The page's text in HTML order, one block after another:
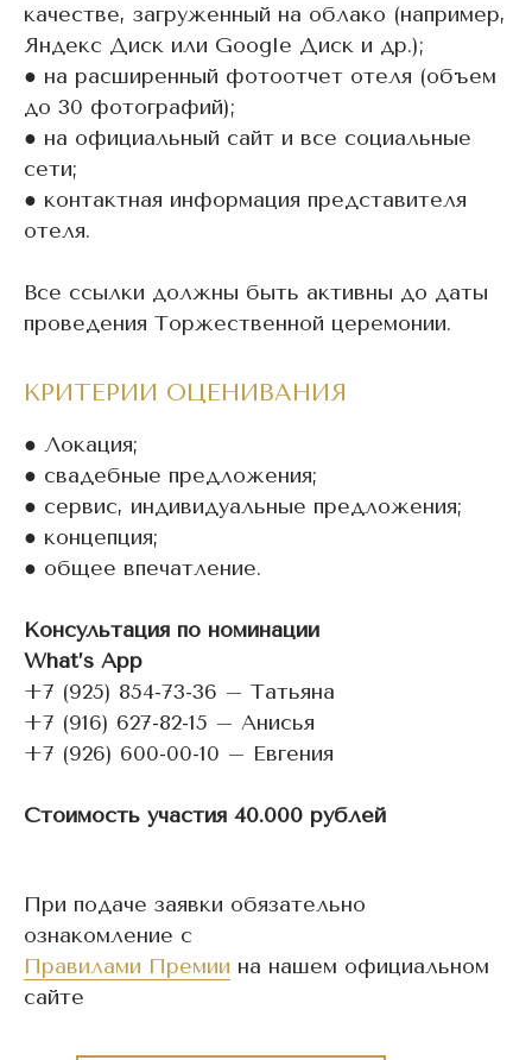
качестве, загруженный на облако (например,
Яндекс Диск или Google Диск и др.);
● на расширенный фотоотчет отеля (объем
до 30 фотографий);
● на официальный сайт и все социальные
сети;
● контактная информация представителя
отеля.
Все ссылки должны быть активны до даты
проведения Торжественной церемонии.
КРИТЕРИИ ОЦЕНИВАНИЯ
● Локация;
● свадебные предложения;
● сервис, индивидуальные предложения;
● концепция;
● общее впечатление.
Консультация по номинации
What’s App
+7 (925) 854-73-36 – Татьяна
+7 (916) 627-82-15 – Анисья
+7 (926) 600-00-10 – Евгения
Стоимость участия 40.000 рублей
При подаче заявки обязательно
ознакомление с
Правилами Премии на нашем официальном
сайте